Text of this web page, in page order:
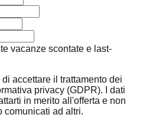
vacanze scontate e last-
accettare il trattamento dei
privacy (GDPR). I dati
in merito all'offerta e non
comunicati ad altri.